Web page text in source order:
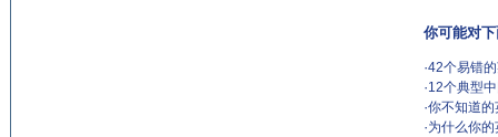
你可能对
·42个易错
·12个典型
·你不知道
·为什么你